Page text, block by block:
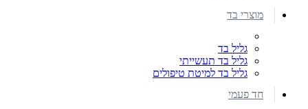
מוצרי בד
גליל בד
גליל בד תעשייתי
גליל בד למיטת טיפולים
חד פעמי